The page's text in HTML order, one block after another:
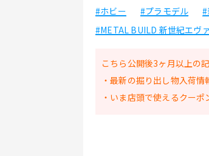
#ホビー #プラモデル
#METAL BUILD 新世紀エヴ
こちら公開後3ヶ月以上の
・最新の掘り出し物入荷情
・いま店頭で使えるクーポ